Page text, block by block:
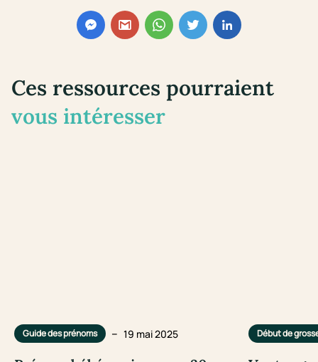
Ces ressources pourraient
vous intéresser
Guide des prénoms – 19 mai 2025 Début de